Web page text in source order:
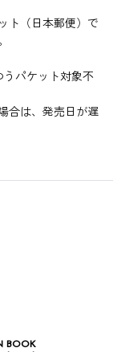
ト（日本郵便）で
パケット対象不
合は、発売日が遅
BOOK